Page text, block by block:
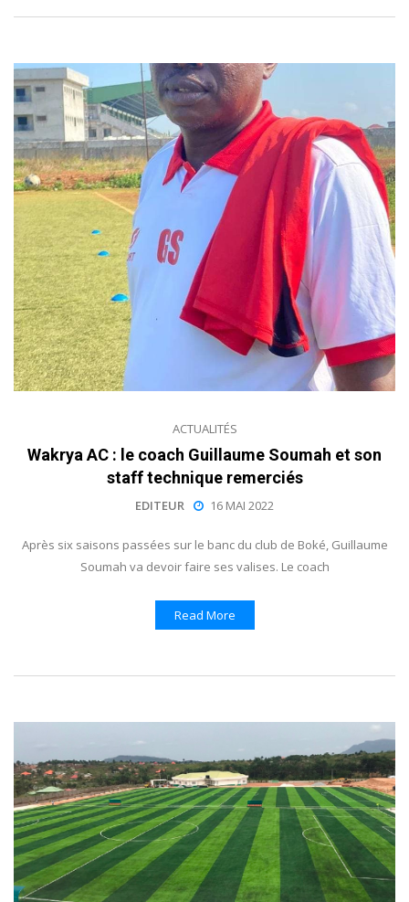
ACTUALITÉS
Wakrya AC : le coach Guillaume Soumah et son
staff technique remerciés
EDITEUR 16 MAI 2022
Après six saisons passées sur le banc du club de Boké, Guillaume
Soumah va devoir faire ses valises. Le coach
Read More